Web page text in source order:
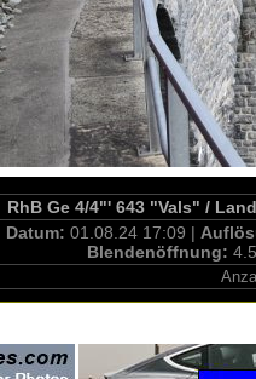
RhB Ge 4/4"' 643 "Vals" /
Datum: 01.08.24 17:09 |
Blendenöffnung: